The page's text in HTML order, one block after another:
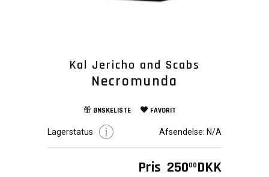
Kal Jericho and Scabs
Necromunda
ØNSKELISTE FAVORIT
Lagerstatus Afsendelse: N/A
Pris 25000 DKK